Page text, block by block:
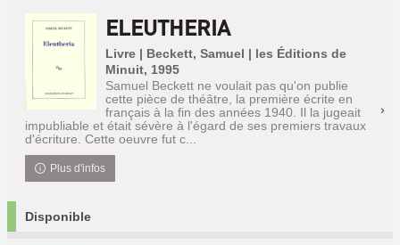
ELEUTHERIA
Livre | Beckett, Samuel | les Éditions de
Minuit, 1995
Samuel Beckett ne voulait pas qu'on publie
cette pièce de théâtre, la première écrite en
français à la fin des années 1940. Il la jugeait
impubliable et était sévère à l'égard de ses premiers travaux
d'écriture. Cette oeuvre fut c...
Plus d'infos
Disponible